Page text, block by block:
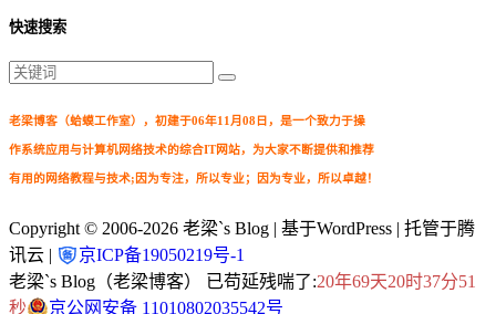
快速搜索
老梁博客（蛤蟆工作室），初建于06年11月08日，是一个致力于操
作系统应用与计算机网络技术的综合IT网站，为大家不断提供和推荐
有用的网络教程与技术;因为专注，所以专业；因为专业，所以卓越！
Copyright © 2006-2026 老梁`s Blog | 基于WordPress | 托管于腾
讯云 |
京ICP备19050219号-1
老梁`s Blog（老梁博客） 已苟延残喘了:20年69天20时37分51
秒
京公网安备 11010802035542号